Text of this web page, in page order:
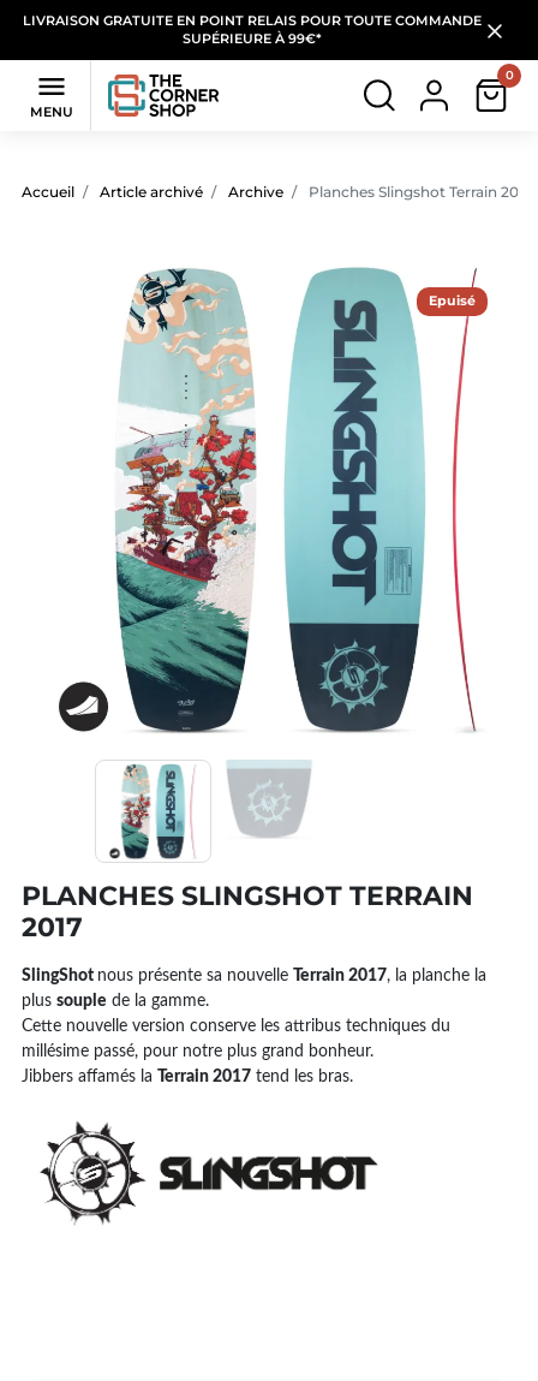
LIVRAISON GRATUITE EN POINT RELAIS POUR TOUTE COMMANDE
SUPÉRIEURE À 99€*

MENU
0
Accueil Article archivé Archive Planches Slingshot Terrain 2017
Epuisé
PLANCHES SLINGSHOT TERRAIN
2017
SlingShot nous présente sa nouvelle Terrain 2017, la planche la
plus souple de la gamme.
Cette nouvelle version conserve les attribus techniques du
millésime passé, pour notre plus grand bonheur.
Jibbers affamés la Terrain 2017tend les bras.